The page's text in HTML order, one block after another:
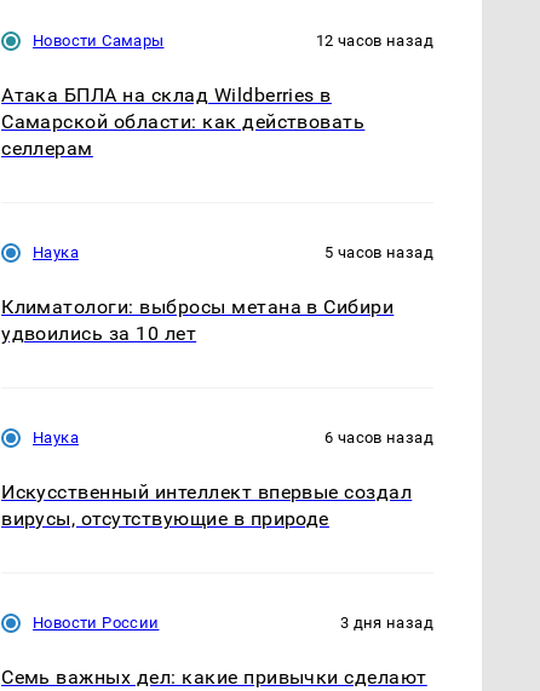
Новости Самары 12 часов назад
Атака БПЛА на склад Wildberries в
Самарской области: как действовать
селлерам
Наука 5 часов назад
Климатологи: выбросы метана в Сибири
удвоились за 10 лет
Наука 6 часов назад
Искусственный интеллект впервые создал
вирусы, отсутствующие в природе
Новости России 3 дня назад
Семь важных дел: какие привычки сделают